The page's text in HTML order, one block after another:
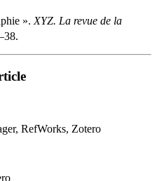
». XYZ. La revue de la
RefWorks, Zotero